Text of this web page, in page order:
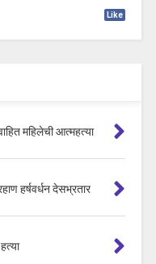
Like
महिलेची आत्महत्या
हर्षवर्धन देसभ्रतार